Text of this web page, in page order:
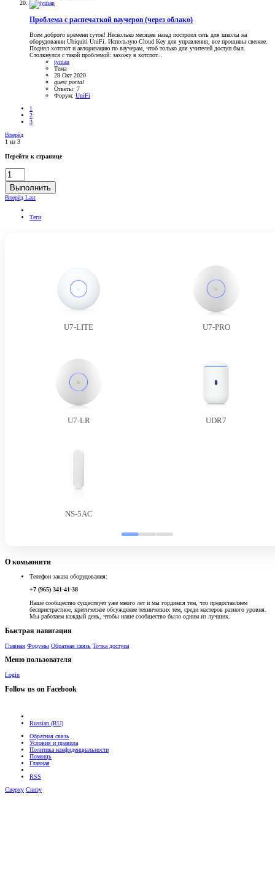
Проблема с распечаткой ваучеров (через облако)
Всем доброго времени суток! Несколько месяцев назад построил сеть для школы на
оборудовании Ubiquiti UniFi. Использую Cloud Key для управления, все прошивы свежие.
Поднял хотспот и авторизацию по ваучерам, чтоб только для учителей доступ был.
Столкнулся с такой проблемой: захожу в хотспот...
tyman
Тема
29 Окт 2020
guest portal
Ответы: 7
Форум: UniFi
1
2
3
Вперёд
1 из 3
Перейти к странице
Выполнить
Вперёд Last
Теги
U7-LITE U7-PRO
U7-LR UDR7
NS-5AC
О комьюнити
Телефон заказа оборудования:
+7 (965) 341-41-38
Наше сообщество существует уже много лет и мы гордимся тем, что предоставляем
беспристрастное, критическое обсуждение технических тем, среди мастеров разного уровня.
Мы работаем каждый день, чтобы наше сообщество было одним из лучших.
Быстрая навигация
Главная Форумы Обратная связь Точка доступа
Меню пользователя
Login
Follow us on Facebook
Russian (RU)
Обратная связь
Условия и правила
Политика конфиденциальности
Помощь
Главная
RSS
Сверху Снизу